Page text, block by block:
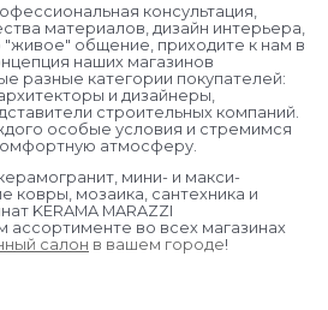
консультация,
материалов, дизайн интерьера,
общение, приходите к нам в
наших магазинов
разные категории покупателей:
и дизайнеры,
строительных компаний.
особые условия и стремимся
атмосферу.
мини- и макси-
ковры, мозаика, сантехника и
KERAMA MARAZZI
ассортименте во всех магазинах
салон в вашем городе!